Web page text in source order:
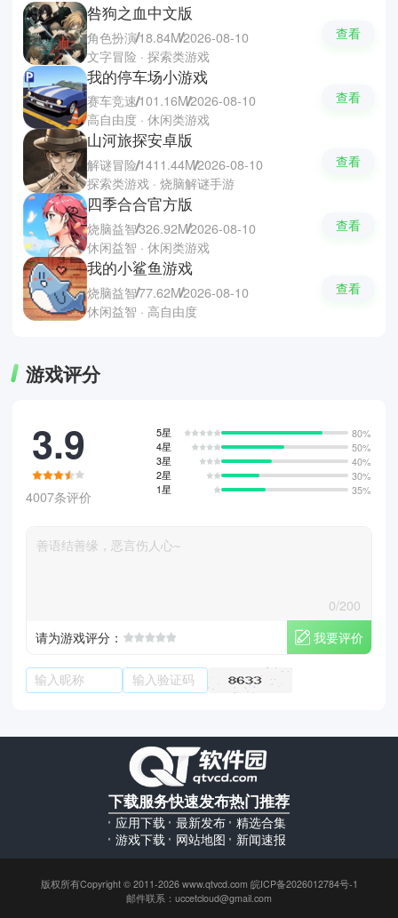
咎狗之血中文版
角色扮演18.84M2026-08-10
文字冒险 · 探索类游戏
查看
我的停车场小游戏
赛车竞速101.16M2026-08-10
高自由度 · 休闲类游戏
查看
山河旅探安卓版
解谜冒险1411.44M2026-08-10
探索类游戏 · 烧脑解谜手游
查看
四季合合官方版
烧脑益智326.92M2026-08-10
休闲益智 · 休闲类游戏
查看
我的小鲨鱼游戏
烧脑益智77.62M2026-08-10
休闲益智 · 高自由度
查看
游戏评分
3.9
4007条评价
5星
80%
4星
50%
3星
40%
2星
30%
1星
35%
0/200
请为游戏评分：
我要评价
下载服务
应用下载
游戏下载
快速发布
最新发布
网站地图
热门推荐
精选合集
新闻速报
版权所有Copyright © 2011-2026 www.qtvcd.com 皖ICP备2026012784号-1
邮件联系：uccetcloud@gmail.com